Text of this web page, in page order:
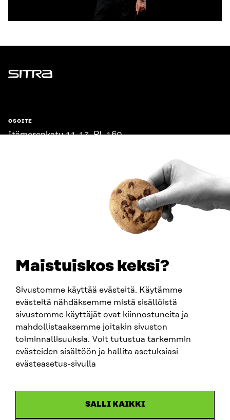
Maistuiskos keksi?
Sivustomme käyttää evästeitä. Käytämme
evästeitä nähdäksemme mistä sisällöistä
sivustomme käyttäjät ovat kiinnostuneita ja
mahdollistaaksemme joitakin sivuston
toiminnallisuuksia. Voit tutustua tarkemmin
evästeiden sisältöön ja hallita asetuksiasi
evästeasetus-sivulla
SALLI KAIKKI
Sitra
OSOITE
Itämerenkatu 11-13, PL 160,
SITRA SOSIAALISESSA MEDIASSA
LinkedIn
Instagram
YouTube